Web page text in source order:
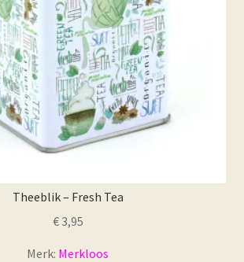
de
productpagina
Theeblik – Fresh Tea
€3,95
Merk: Merkloos